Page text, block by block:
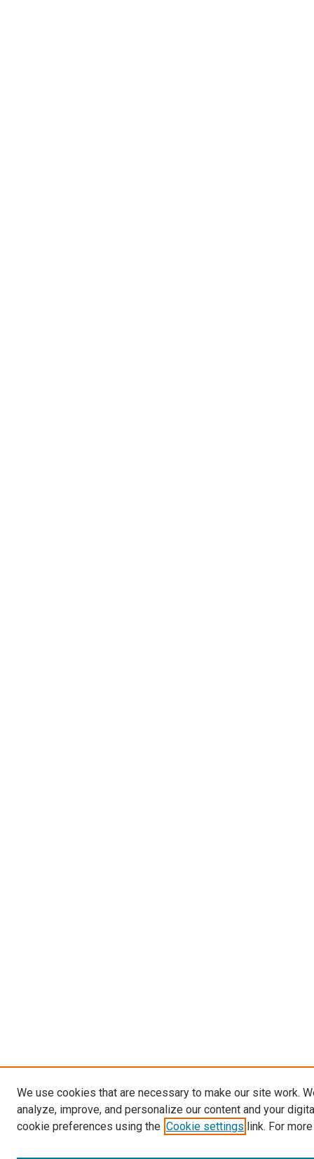
We use cookies that are necessary to make our site work.
analyze, improve, and personalize our content and your
cookie preferences using the Cookie settings link. For